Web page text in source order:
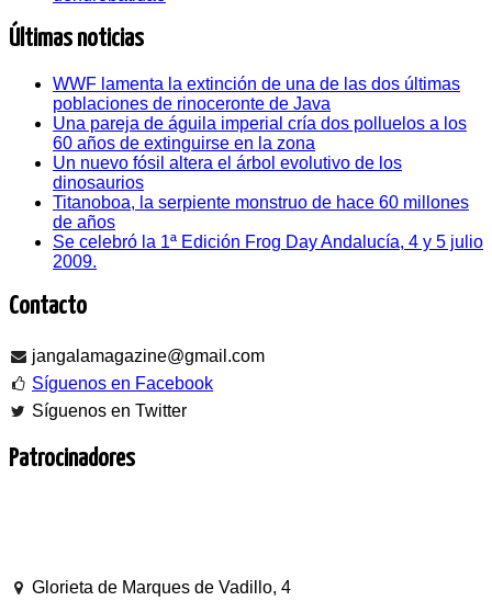
Últimas noticias
WWF lamenta la extinción de una de las dos últimas
poblaciones de rinoceronte de Java
Una pareja de águila imperial cría dos polluelos a los
60 años de extinguirse en la zona
Un nuevo fósil altera el árbol evolutivo de los
dinosaurios
Titanoboa, la serpiente monstruo de hace 60 millones
de años
Se celebró la 1ª Edición Frog Day Andalucía, 4 y 5 julio
2009.
Contacto
jangalamagazine@gmail.com
Síguenos en Facebook
Síguenos en Twitter
Patrocinadores
Glorieta de Marques de Vadillo, 4